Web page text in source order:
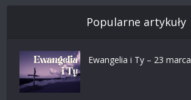
Popularne artykuły
Ewangelia i Ty – 23 marca